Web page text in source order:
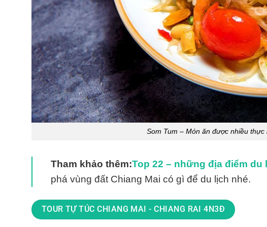
Som Tum – Món ăn được nhiều
Tham khảo thêm:Top 22 – những địa điểm
phá vùng đất Chiang Mai có gì để du lịch nhé.
TOUR TỰ TÚC CHIANG MAI - CHIANG RAI 4N3Đ